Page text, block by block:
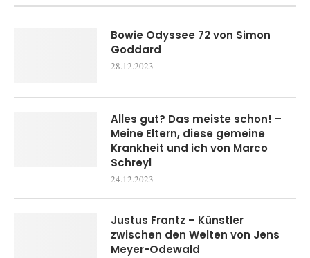
Bowie Odyssee 72 von Simon
Goddard
28.12.2023
Alles gut? Das meiste schon! –
Meine Eltern, diese gemeine
Krankheit und ich von Marco
Schreyl
24.12.2023
Justus Frantz – Künstler
zwischen den Welten von Jens
Meyer-Odewald